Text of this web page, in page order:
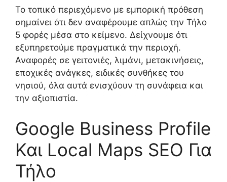
Το τοπικό περιεχόμενο με εμπορική πρόθεση
σημαίνει ότι δεν αναφέρουμε απλώς την Τήλο
5 φορές μέσα στο κείμενο. Δείχνουμε ότι
εξυπηρετούμε πραγματικά την περιοχή.
Αναφορές σε γειτονιές, λιμάνι, μετακινήσεις,
εποχικές ανάγκες, ειδικές συνθήκες του
νησιού, όλα αυτά ενισχύουν τη συνάφεια και
την αξιοπιστία.
Google Business Profile
Και Local Maps SEO Για
Τήλο